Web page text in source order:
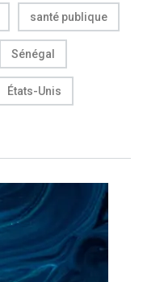
santé publique
Sénégal
États-Unis